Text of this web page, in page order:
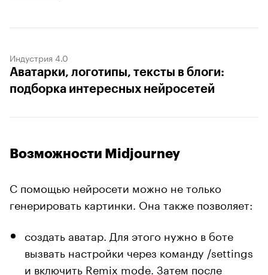
Индустрия 4.0
Аватарки, логотипы, тексты в блоги:
подборка интересных нейросетей
Возможности Midjourney
С помощью нейросети можно не только
генерировать картинки. Она также позволяет:
создать аватар. Для этого нужно в боте
вызвать настройки через команду /settings
и включить Remix mode. Затем после